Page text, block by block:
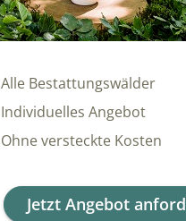
Alle Bestattungswälder
Individuelles Angebot
Ohne versteckte Kosten
Jetzt Angebot